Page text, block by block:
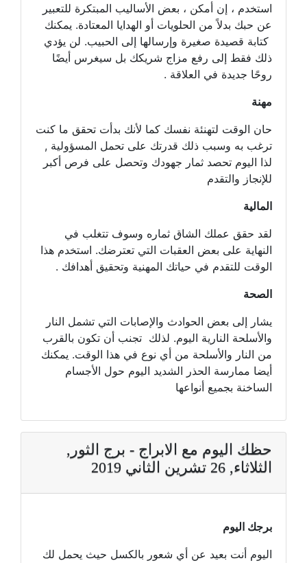
استخدم ، إن أمكن ، بعض الأساليب المبتكرة للتعبير
عن حبك بدلاً من الحلويات أو الهدايا المعتادة. يمكنك
كتابة قصيدة صغيرة وإرسالها إلى الحبيب. لن يؤدي
ذلك فقط إلى رفع مزاج شريكك بل سيغرس أيضًا
روحًا جديدة في العلاقة .
مهنة
حان الوقت لتهنئة نفسك كما لأنك بدأت تحقق ما كنت
ترغب به وسبب ذلك قدرتك على تحمل المسؤولية ,
لذا اليوم تحصد ثمار جهودك وتحصل على فرص أكبر
للإنجاز والتقدم
المالية
لقد حقق عملك الشاق ثماره وسوف تتغلب في
النهاية على بعض العقبات التي تعترضك. استخدم هذا
الوقت للتقدم في حياتك المهنية وتحقيق أهدافك .
الصحة
يشار إلى بعض الحوادث والإصابات التي تشمل النار
والأسلحة النارية اليوم. لذلك تجنب أن تكون بالقرب
من النار والأسلحة من أي نوع في هذا الوقت. يمكنك
أيضا ممارسة الحذر الشديد اليوم حول الأجسام
الساخنة بجميع أنواعها
حظك اليوم مع الابراج - برج الثور,
الثلاثاء, 26 تشرين الثاني 2019
برجك اليوم
اليوم أنت بعيد عن أي شعور بالكسل حيث يحمل لك